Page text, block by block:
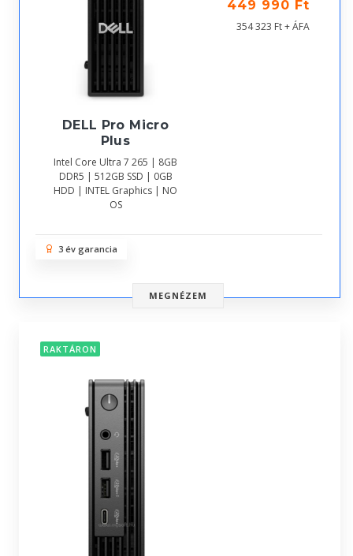
DELL Pro Micro
Plus
Intel Core Ultra 7 265 | 8GB
DDR5 | 512GB SSD | 0GB
HDD | INTEL Graphics | NO
OS
449 990 Ft
354 323 Ft + ÁFA
3 év garancia
MEGNÉZEM
RAKTÁRON